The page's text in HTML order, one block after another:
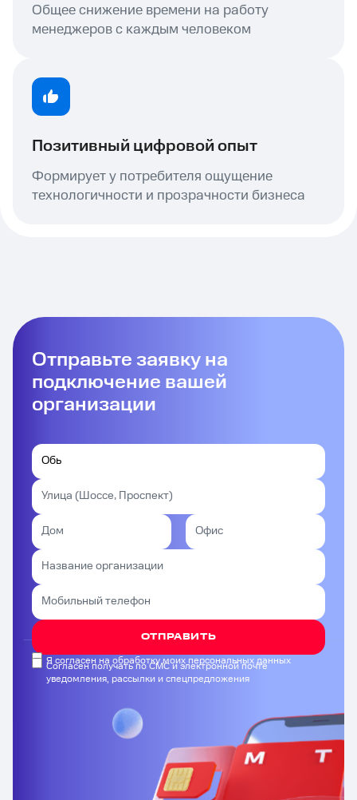
Общее снижение времени на работу
менеджеров с каждым человеком
Позитивный цифровой опыт
Формирует у потребителя ощущение
технологичности и прозрачности бизнеса
Отправьте заявку на
подключение вашей
организации
ОТПРАВИТЬ
Я согласен на обработку моих персональных данных
Согласен получать по СМС и электронной почте
уведомления, рассылки и спецпредложения